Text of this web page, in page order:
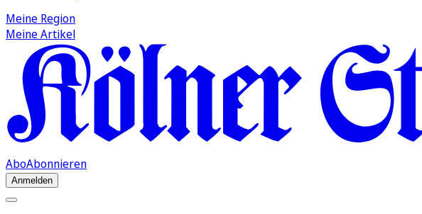
Meine Region
Meine Artikel
AboAbonnieren
Anmelden